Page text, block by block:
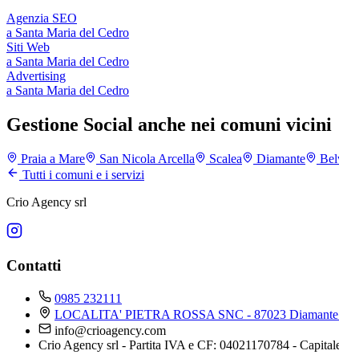
Agenzia SEO
a Santa Maria del Cedro
Siti Web
a Santa Maria del Cedro
Advertising
a Santa Maria del Cedro
Gestione Social anche nei comuni vicini
Praia a Mare San Nicola Arcella Scalea Diamante
Tutti i comuni e i servizi
Crio Agency srl
Contatti
0985 232111
LOCALITA' PIETRA ROSSA SNC - 87023
info@crioagency.com
Crio Agency srl - Partita IVA e CF: 04021170784 -